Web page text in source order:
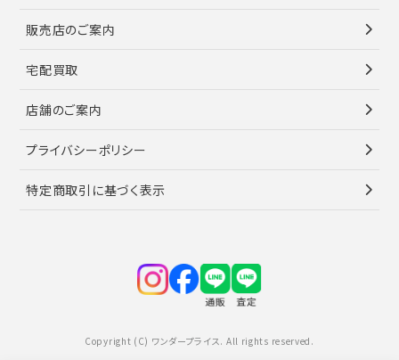
販売店のご案内
宅配買取
店舗のご案内
プライバシーポリシー
特定商取引に基づく表示
Copyright (C) ワンダープライス. All rights reserved.